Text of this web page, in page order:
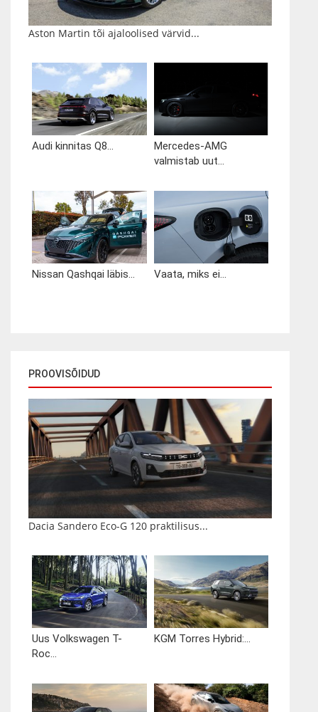
Aston Martin tõi ajaloolised värvid...
Audi kinnitas Q8...
Mercedes-AMG
valmistab uut...
Nissan Qashqai läbis... Vaata, miks ei...
PROOVISÕIDUD
Dacia Sandero Eco-G 120 praktilisus...
Uus Volkswagen T-
Roc...
KGM Torres Hybrid:...